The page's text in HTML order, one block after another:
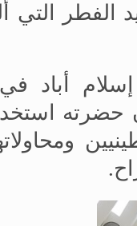
التي
أباد في
حضرته